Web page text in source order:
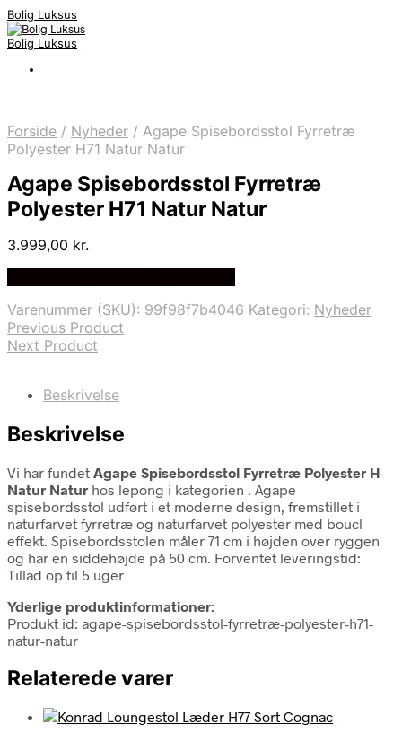
Bolig Luksus
Bolig Luksus
Forside / Nyheder / Agape Spisebordsstol Fyrretræ
Polyester H71 Natur Natur
Agape Spisebordsstol Fyrretræ
Polyester H71 Natur Natur
3.999,00 kr.
Varenummer (SKU): 99f98f7b4046 Kategori: Nyheder
Previous Product
Next Product
Beskrivelse
Beskrivelse
Vi har fundet Agape Spisebordsstol Fyrretræ Polyester H
Natur Natur hos lepong i kategorien . Agape
spisebordsstol udført i et moderne design, fremstillet i
naturfarvet fyrretræ og naturfarvet polyester med boucl
effekt. Spisebordsstolen måler 71 cm i højden over ryggen
og har en siddehøjde på 50 cm. Forventet leveringstid:
Tillad op til 5 uger
Yderlige produktinformationer:
Produkt id: agape-spisebordsstol-fyrretræ-polyester-h71-
natur-natur
Relaterede varer